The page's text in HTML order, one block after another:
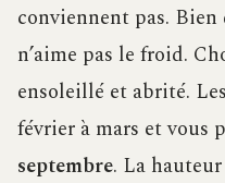
conviennent pas.
n’aime pas le froid.
ensoleillé et abrité.
février à mars et vous
septembre. La